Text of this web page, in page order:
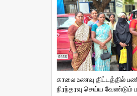
காலை உணவு திட்டத்தில்
நிரந்தரவு செய்ய வேண்டும்